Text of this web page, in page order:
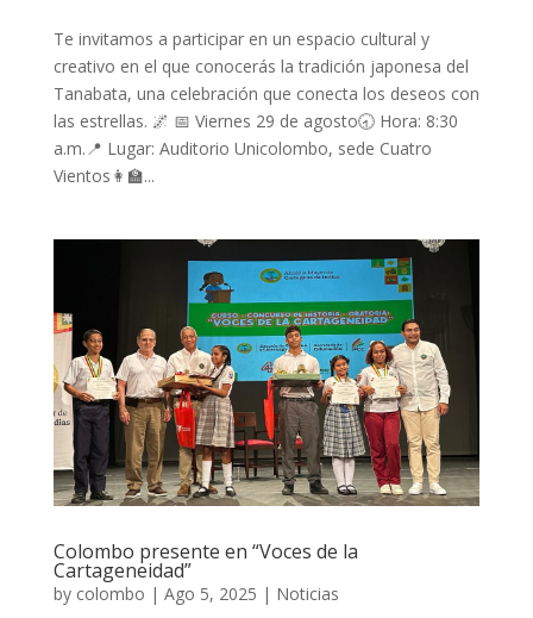
Te invitamos a participar en un espacio cultural y
creativo en el que conocerás la tradición japonesa del
Tanabata, una celebración que conecta los deseos con
las estrellas. 🌌 📅 Viernes 29 de agosto🕣 Hora: 8:30
a.m.📍 Lugar: Auditorio Unicolombo, sede Cuatro
Vientos👩‍🏫...
Colombo presente en “Voces de la
Cartageneidad”
by colombo | Ago 5, 2025 | Noticias